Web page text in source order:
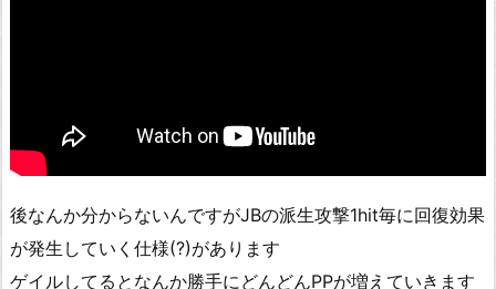
後なんか分からないんですがJBの派生攻撃1hit毎に回復効果
が発生していく仕様(?)があります
ゲイルしてるとなんか勝手にどんどんPPが増えていきます